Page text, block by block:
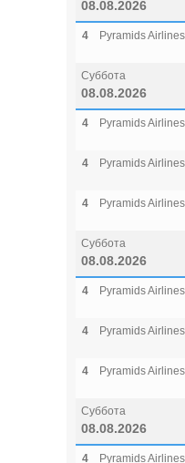
08.08.2026
4 Pyramids Airlines
Суббота
08.08.2026
4 Pyramids Airlines
4 Pyramids Airlines
4 Pyramids Airlines
Суббота
08.08.2026
4 Pyramids Airlines
4 Pyramids Airlines
4 Pyramids Airlines
Суббота
08.08.2026
4 Pyramids Airlines